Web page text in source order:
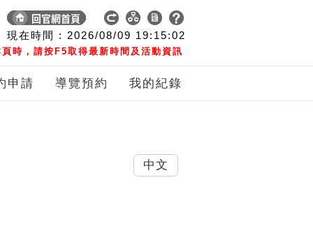
現在時間 : 2026/08/09 19:15:03
時，請按F5取得最新時間及活動資訊
申請 導覽預約 我的紀錄